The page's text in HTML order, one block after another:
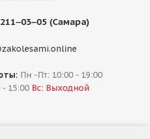
(Самара)
Пн -Пт: 10:00 - 19:00
15:00 Вс: Выходной